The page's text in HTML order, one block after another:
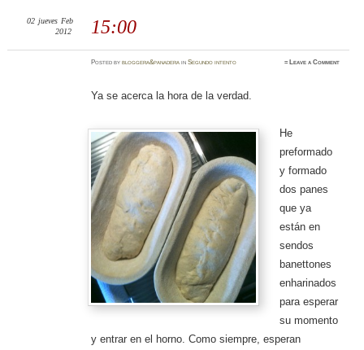
15:00
02 jueves Feb
2012
Postedbybloggera&panadera inSegundo intento ≈Leave a Comment
Ya se acerca la hora de la verdad.
He
preformado
y formado
dos panes
que ya
están en
sendos
banettones
enharinados
para esperar
su momento
y entrar en el horno. Como siempre, esperan